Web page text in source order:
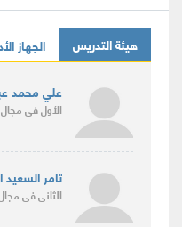
هيئة التدريس الجهاز
علي محمد
الأولفى مجال
تامر
الثانىفى